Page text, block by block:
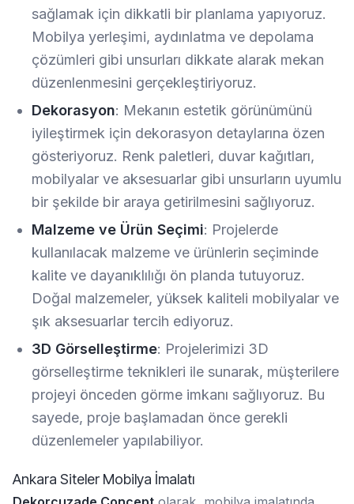
sağlamak için dikkatli bir planlama yapıyoruz.
Mobilya yerleşimi, aydınlatma ve depolama
çözümleri gibi unsurları dikkate alarak mekan
düzenlenmesini gerçekleştiriyoruz.
Dekorasyon: Mekanın estetik görünümünü
iyileştirmek için dekorasyon detaylarına özen
gösteriyoruz. Renk paletleri, duvar kağıtları,
mobilyalar ve aksesuarlar gibi unsurların uyumlu
bir şekilde bir araya getirilmesini sağlıyoruz.
Malzeme ve Ürün Seçimi: Projelerde
kullanılacak malzeme ve ürünlerin seçiminde
kalite ve dayanıklılığı ön planda tutuyoruz.
Doğal malzemeler, yüksek kaliteli mobilyalar ve
şık aksesuarlar tercih ediyoruz.
3D Görselleştirme: Projelerimizi 3D
görselleştirme teknikleri ile sunarak, müşterilere
projeyi önceden görme imkanı sağlıyoruz. Bu
sayede, proje başlamadan önce gerekli
düzenlemeler yapılabiliyor.
Ankara Siteler Mobilya İmalatı